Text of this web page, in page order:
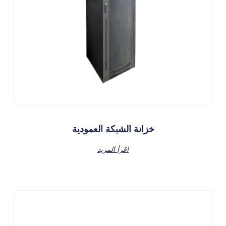
خزانة الشبكة العمودية
اقرأ المزيد